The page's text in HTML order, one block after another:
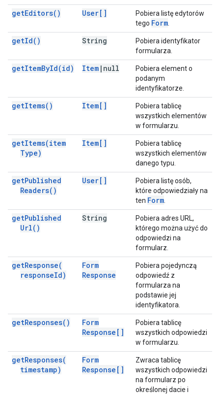
getEditors( ) User[]
Pobiera listę edytorów
tego Form
getId( ) String
Pobiera identyfikator
formularza.
getItemById(id) Item | null
Pobiera element o
podanym
identyfikatorze.
getItems( ) Item[]
Pobiera tablicę
wszystkich elementów
w formularzu.
getItems(item
Type)
Item[]
Pobiera tablicę
wszystkich elementów
danego typu.
getPublished
Readers( )
User[]
Pobiera listę osób,
które odpowiedziały na
ten Form
getPublished
Url( )
String
Pobiera adres URL,
którego można użyć do
odpowiedzi na
formularz.
getResponse(
responseId)
Form
Response
Pobiera pojedynczą
odpowiedź z
formularza na
podstawie jej
identyfikatora.
getResponses( )
Form
Response[]
Pobiera tablicę
wszystkich odpowiedzi
w formularzu.
getResponses(
timestamp)
Form
Response[]
Zwraca tablicę
wszystkich odpowiedzi
na formularz po
określonej dacie i